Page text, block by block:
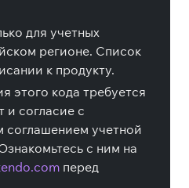
для учетных
регионе. Список
к продукту.
этого кода требуется
и согласие с
соглашением учетной
с ним на
перед